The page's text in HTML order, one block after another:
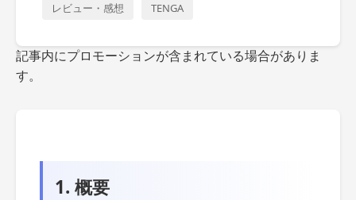
レビュー・感想 TENGA
記事内にプロモーションが含まれている場合がありま
す。
1. 概要